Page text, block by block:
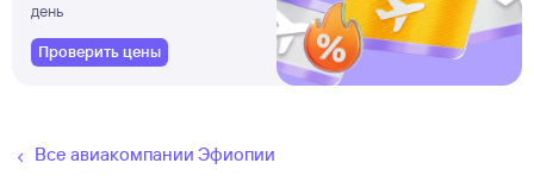
день
Проверить цены
Все авиакомпании Эфиопии